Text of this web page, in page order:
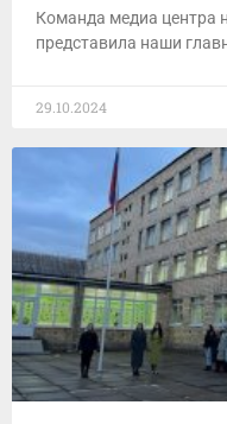
Команда медиа центра
представила наши
29.10.2024